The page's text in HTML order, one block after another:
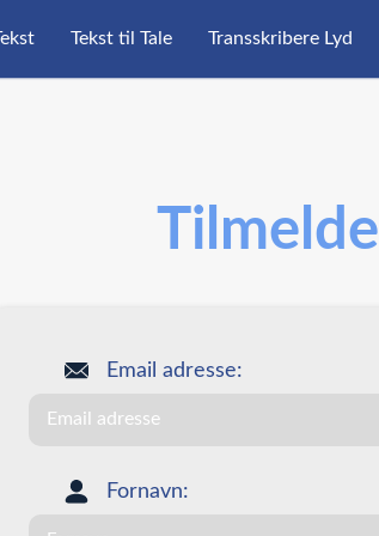
Tekst til Tale Transskribere Lyd
Tilmelde
Email adresse:
Fornavn: